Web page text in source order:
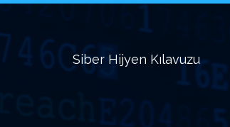
Siber Hijyen Kılavuzu